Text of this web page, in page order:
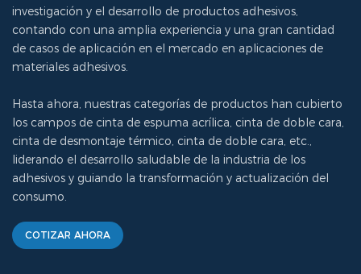
investigación y el desarrollo de productos adhesivos,
contando con una amplia experiencia y una gran cantidad
de casos de aplicación en el mercado en aplicaciones de
materiales adhesivos.
Hasta ahora, nuestras categorías de productos han cubierto
los campos de cinta de espuma acrílica, cinta de doble cara,
cinta de desmontaje térmico, cinta de doble cara, etc.,
liderando el desarrollo saludable de la industria de los
adhesivos y guiando la transformación y actualización del
consumo.
COTIZAR AHORA